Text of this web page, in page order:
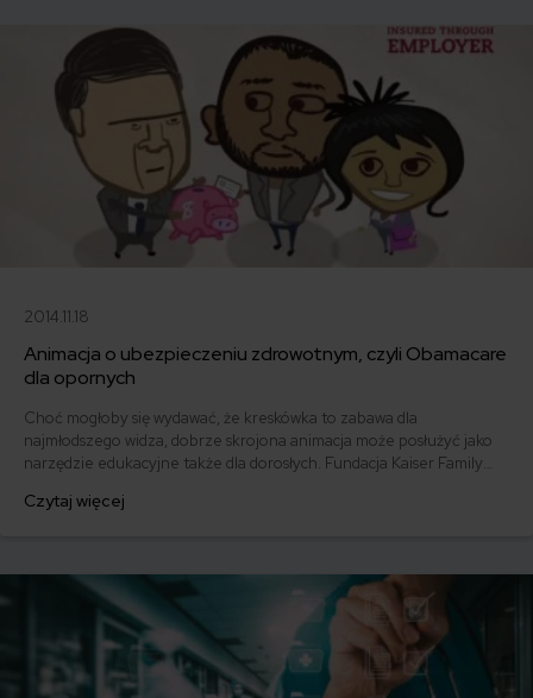
2014.11.18
Animacja o ubezpieczeniu zdrowotnym, czyli Obamacare
dla opornych
Choć mogłoby się wydawać, że kreskówka to zabawa dla
najmłodszego widza, dobrze skrojona animacja może posłużyć jako
narzędzie edukacyjne także dla dorosłych. Fundacja Kaiser Family
ubezpieczenia zdrowotnego za pomocą rysunkowego filmu
Czytaj więcej